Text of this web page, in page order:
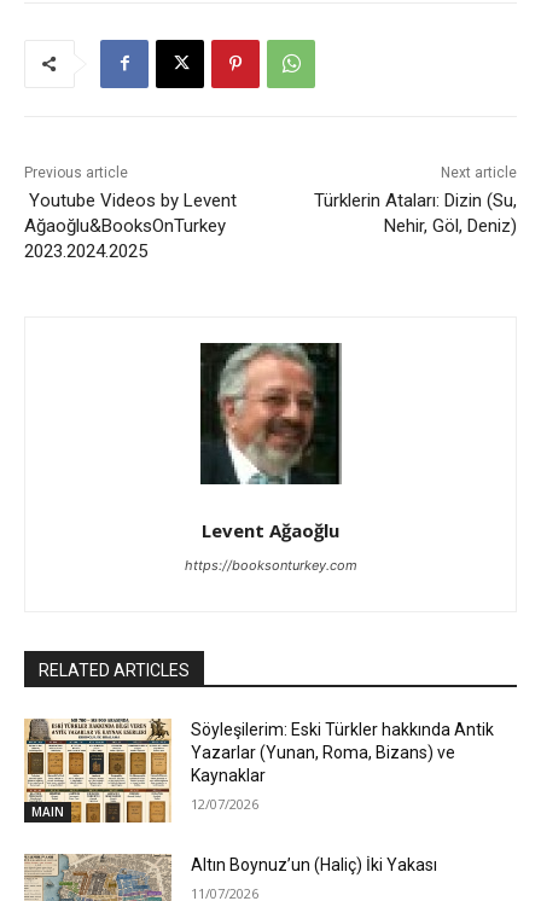
Previous article
Youtube Videos by Levent
Ağaoğlu&BooksOnTurkey
2023.2024.2025
Next article
Türklerin Ataları: Dizin (Su,
Nehir, Göl, Deniz)
Levent Ağaoğlu
https://booksonturkey.com
RELATED ARTICLES
MAIN
Söyleşilerim: Eski Türkler hakkında Antik
Yazarlar (Yunan, Roma, Bizans) ve
Kaynaklar
12/07/2026
Altın Boynuz’un (Haliç) İki Yakası
11/07/2026